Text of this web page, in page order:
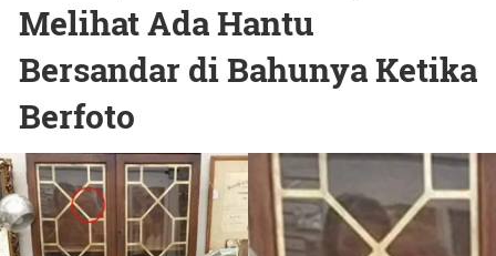
Melihat Ada Hantu
Bersandar di Bahunya Ketika
Berfoto